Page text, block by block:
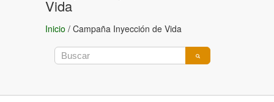
Vida
Inicio / Campaña Inyección de Vida